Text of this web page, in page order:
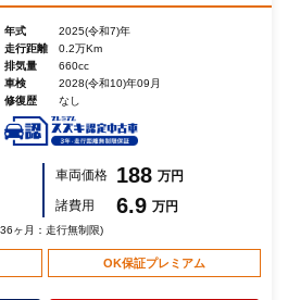
年式
2025(令和7)年
走行距離
0.2万Km
排気量
660cc
車検
2028(令和10)年09月
修復歴
なし
車両価格 188 万円
諸費用
6.9 万円
ヶ月：走行無制限)
OK保証プレミアム